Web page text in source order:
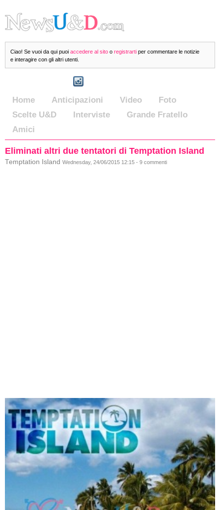
Ciao! Se vuoi da qui puoi accedere al sito o registrarti per commentare le notizie
e interagire con gli altri utenti.
Home Anticipazioni Video
Foto
Scelte U&D
Interviste
Grande Fratello
Amici
Eliminati altri due tentatori di Temptation Island
Temptation Island Wednesday, 24/06/2015 12:15 - 9 commenti